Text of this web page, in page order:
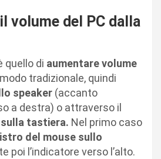
volume del PC dalla
quello di aumentare volume
tradizionale, quindi
speaker (accanto
a destra) o attraverso il
tastiera. Nel primo caso
del mouse sullo
poi l’indicatore verso l’alto.